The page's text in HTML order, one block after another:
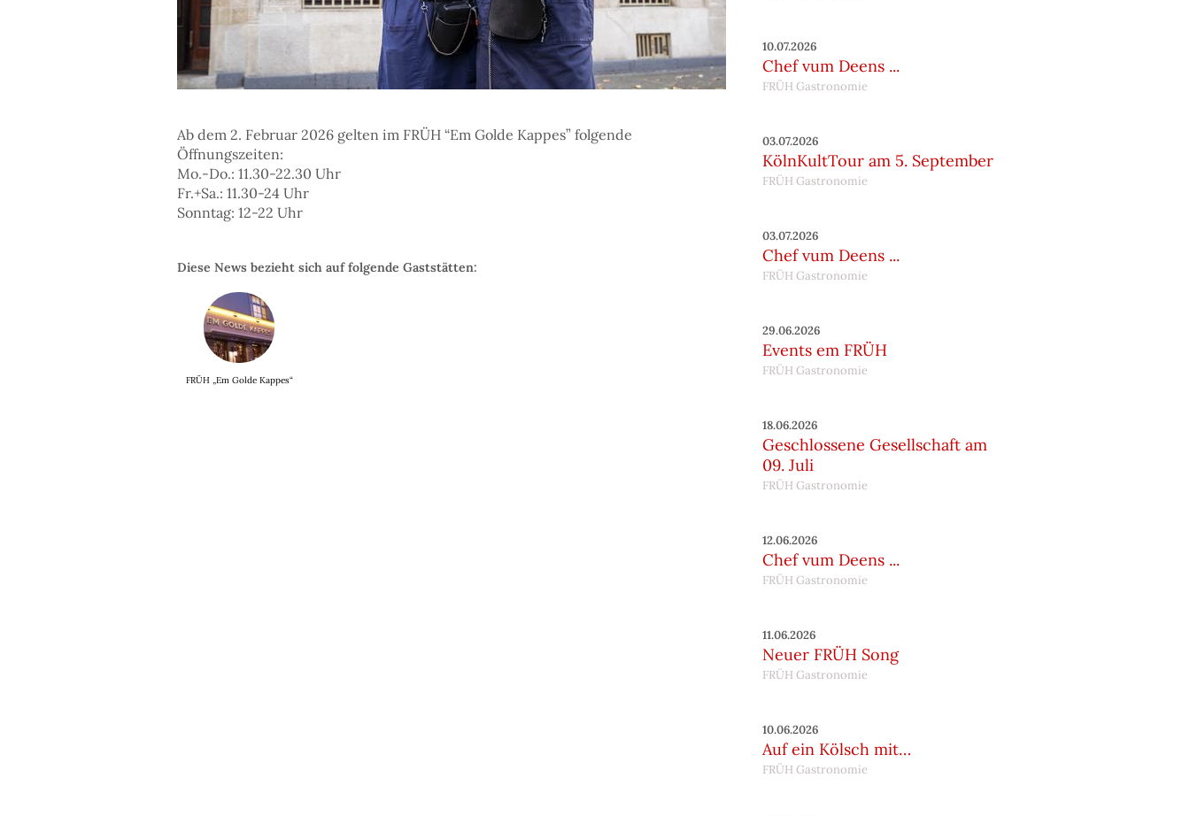
Ab dem 2. Februar 2026 gelten im FRÜH “Em Golde Kappes” folgende
Öffnungszeiten:
Mo.-Do.: 11.30-22.30 Uhr
Fr.+Sa.: 11.30-24 Uhr
Sonntag: 12-22 Uhr
Diese News bezieht sich auf folgende Gaststätten:
FRÜH „Em Golde Kappes“
10.07.2026
Chef vum Deens ...
FRÜH Gastronomie
03.07.2026
KölnKultTour am 5. September
FRÜH Gastronomie
03.07.2026
Chef vum Deens ...
FRÜH Gastronomie
29.06.2026
Events em FRÜH
FRÜH Gastronomie
18.06.2026
Geschlossene Gesellschaft am
09. Juli
FRÜH Gastronomie
12.06.2026
Chef vum Deens ...
FRÜH Gastronomie
11.06.2026
Neuer FRÜH Song
FRÜH Gastronomie
10.06.2026
Auf ein Kölsch mit…
FRÜH Gastronomie